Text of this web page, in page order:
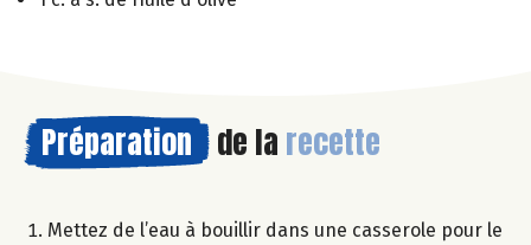
Préparation de la recette
Mettez de l’eau à bouillir dans une casserole pour le